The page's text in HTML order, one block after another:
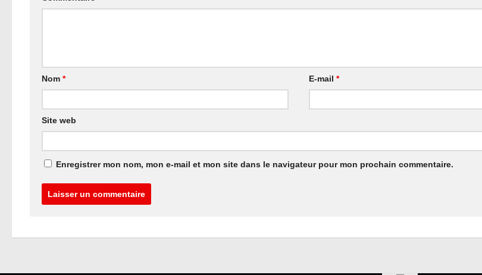
Nom * E-mail*
Site web
Enregistrer mon nom, mon e-mail et mon site dans le navigateur pour mon prochain commentaire.